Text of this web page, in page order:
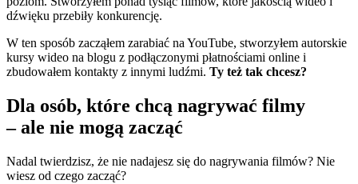
dźwięku przebiły konkurencję.
W ten sposób zacząłem zarabiać na YouTube, stworzyłem autorskie
kursy wideo na blogu z podłączonymi płatnościami online i
zbudowałem kontakty z innymi ludźmi. Ty też tak chcesz?
Dla osób, które chcą nagrywać filmy
– ale nie mogą zacząć
Nadal twierdzisz, że nie nadajesz się do nagrywania filmów? Nie
wiesz od czego zacząć?